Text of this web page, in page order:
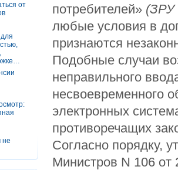
от
не
потребителей» (ЗРУ
любые условия в
признаются
Подобные случаи
неправильного
несвоевременного
электронных
противоречащих
Согласно порядку,
Министров N 106 от